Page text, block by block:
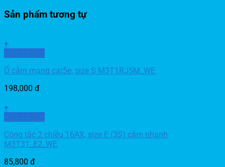
Sản phẩm tương tự
+
Ổ cắm mạng cat5e, size S M3T1RJ5M_WE
198,000 đ
+
Công tắc 2 chiều 16AX, size E (3S) cắm nhanh
M3T31_E2_WE
85,800 đ